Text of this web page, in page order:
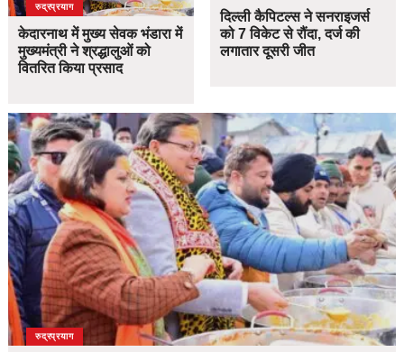
उत्तराखंड
देश
रुद्रप्रयाग
केदारनाथ में मुख्य सेवक भंडारा में
मुख्यमंत्री ने श्रद्धालुओं को
वितरित किया प्रसाद
दिल्ली कैपिटल्स ने सनराइजर्स
को 7 विकेट से रौंदा, दर्ज की
लगातार दूसरी जीत
उत्तराखंड
देश
रुद्रप्रयाग